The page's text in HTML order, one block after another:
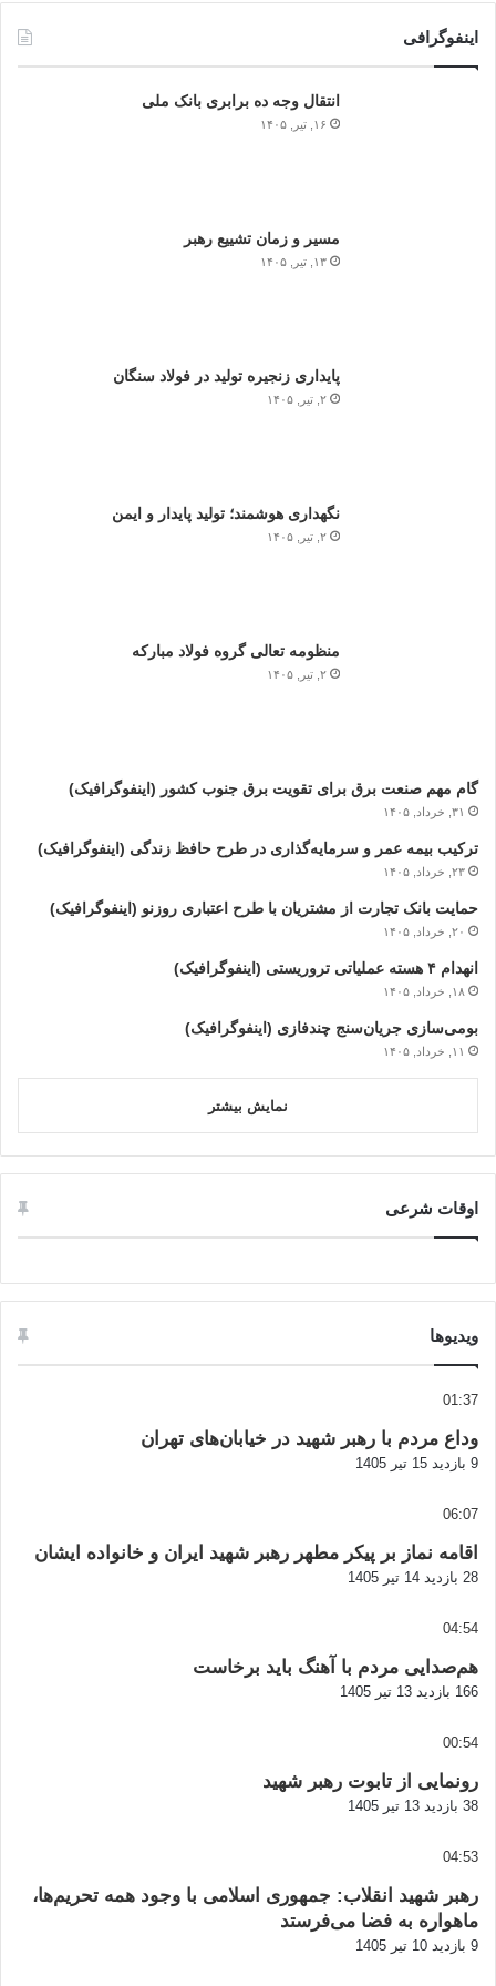
اینفوگرافی
انتقال وجه ده برابری بانک ملی
۱۶, تیر, ۱۴۰۵
مسیر و زمان تشییع رهبر
۱۳, تیر, ۱۴۰۵
پایداری زنجیره تولید در فولاد سنگان
۲, تیر, ۱۴۰۵
نگهداری هوشمند؛ تولید پایدار و ایمن
۲, تیر, ۱۴۰۵
منظومه تعالی گروه فولاد مبارکه
۲, تیر, ۱۴۰۵
گام مهم صنعت برق برای تقویت برق جنوب کشور (اینفوگرافیک)
۳۱, خرداد, ۱۴۰۵
ترکیب بیمه عمر و سرمایه‌گذاری در طرح حافظ زندگی (اینفوگرافیک)
۲۳, خرداد, ۱۴۰۵
حمایت بانک تجارت از مشتریان با طرح اعتباری روزنو (اینفوگرافیک)
۲۰, خرداد, ۱۴۰۵
انهدام ۴ هسته عملیاتی تروریستی (اینفوگرافیک)
۱۸, خرداد, ۱۴۰۵
بومی‌سازی جریان‌سنج چندفازی (اینفوگرافیک)
۱۱, خرداد, ۱۴۰۵
نمایش بیشتر
اوقات شرعی
ویدیوها
01:37
وداع مردم با رهبر شهید در خیابان‌های تهران
9 بازدید 15 تیر 1405
06:07
اقامه نماز بر پیکر مطهر رهبر شهید ایران و خانواده ایشان
28 بازدید 14 تیر 1405
04:54
هم‌صدایی مردم با آهنگ باید برخاست
166 بازدید 13 تیر 1405
00:54
رونمایی از تابوت رهبر شهید
38 بازدید 13 تیر 1405
04:53
رهبر شهید انقلاب: جمهوری اسلامی با وجود همه تحریم‌ها،
ماهواره به فضا می‌فرستد
9 بازدید 10 تیر 1405